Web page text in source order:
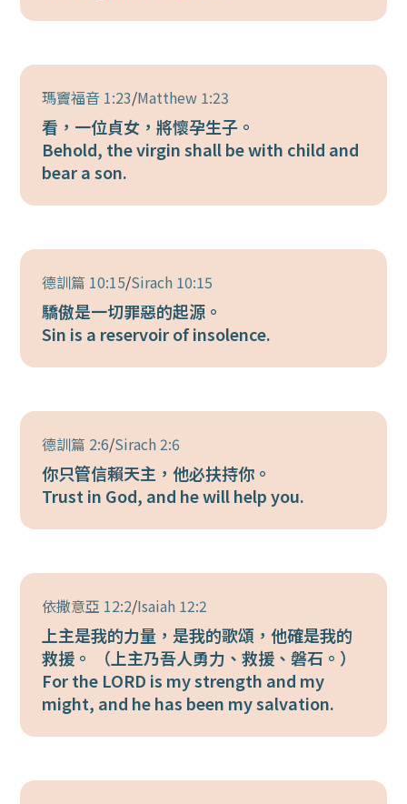
瑪竇福音 1:23/Matthew 1:23
看，一位貞女，將懷孕生子。
Behold, the virgin shall be with child and
bear a son.
德訓篇 10:15/Sirach 10:15
驕傲是一切罪惡的起源。
Sin is a reservoir of insolence.
德訓篇 2:6/Sirach 2:6
你只管信賴天主，他必扶持你。
Trust in God, and he will help you.
依撒意亞 12:2/Isaiah 12:2
上主是我的力量，是我的歌頌，他確是我的
救援。 （上主乃吾人勇力、救援、磐石。）
For the LORD is my strength and my
might, and he has been my salvation.